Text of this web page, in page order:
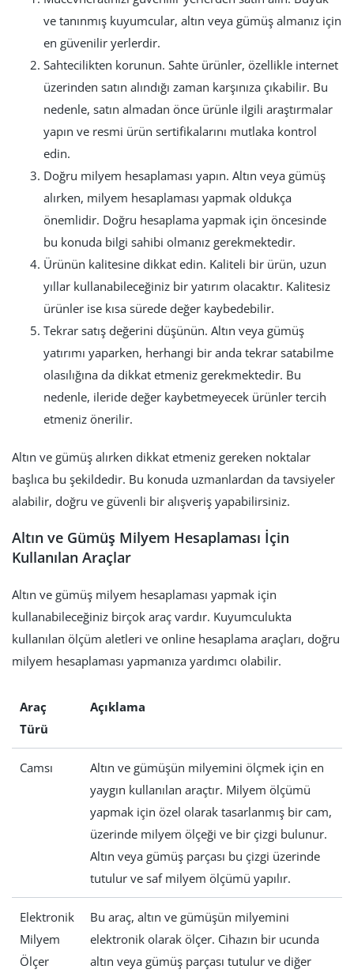
ve tanınmış kuyumcular, altın veya gümüş almanız için
en güvenilir yerlerdir.
Sahtecilikten korunun. Sahte ürünler, özellikle internet
üzerinden satın alındığı zaman karşınıza çıkabilir. Bu
nedenle, satın almadan önce ürünle ilgili araştırmalar
yapın ve resmi ürün sertifikalarını mutlaka kontrol
edin.
Doğru milyem hesaplaması yapın. Altın veya gümüş
alırken, milyem hesaplaması yapmak oldukça
önemlidir. Doğru hesaplama yapmak için öncesinde
bu konuda bilgi sahibi olmanız gerekmektedir.
Ürünün kalitesine dikkat edin. Kaliteli bir ürün, uzun
yıllar kullanabileceğiniz bir yatırım olacaktır. Kalitesiz
ürünler ise kısa sürede değer kaybedebilir.
Tekrar satış değerini düşünün. Altın veya gümüş
yatırımı yaparken, herhangi bir anda tekrar satabilme
olasılığına da dikkat etmeniz gerekmektedir. Bu
nedenle, ileride değer kaybetmeyecek ürünler tercih
etmeniz önerilir.
Altın ve gümüş alırken dikkat etmeniz gereken noktalar
başlıca bu şekildedir. Bu konuda uzmanlardan da tavsiyeler
alabilir, doğru ve güvenli bir alışveriş yapabilirsiniz.
Altın ve Gümüş Milyem Hesaplaması İçin
Kullanılan Araçlar
Altın ve gümüş milyem hesaplaması yapmak için
kullanabileceğiniz birçok araç vardır. Kuyumculukta
kullanılan ölçüm aletleri ve online hesaplama araçları, doğru
milyem hesaplaması yapmanıza yardımcı olabilir.
Araç
Türü
Açıklama
Camsı
Altın ve gümüşün milyemini ölçmek için en
yaygın kullanılan araçtır. Milyem ölçümü
yapmak için özel olarak tasarlanmış bir cam,
üzerinde milyem ölçeği ve bir çizgi bulunur.
Altın veya gümüş parçası bu çizgi üzerinde
tutulur ve saf milyem ölçümü yapılır.
Elektronik
Milyem
Ölçer
Bu araç, altın ve gümüşün milyemini
elektronik olarak ölçer. Cihazın bir ucunda
altın veya gümüş parçası tutulur ve diğer